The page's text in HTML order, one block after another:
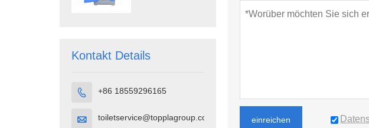
Kontakt Details
 +86 18559296165
 toiletservice@topplagroup.com einreichen